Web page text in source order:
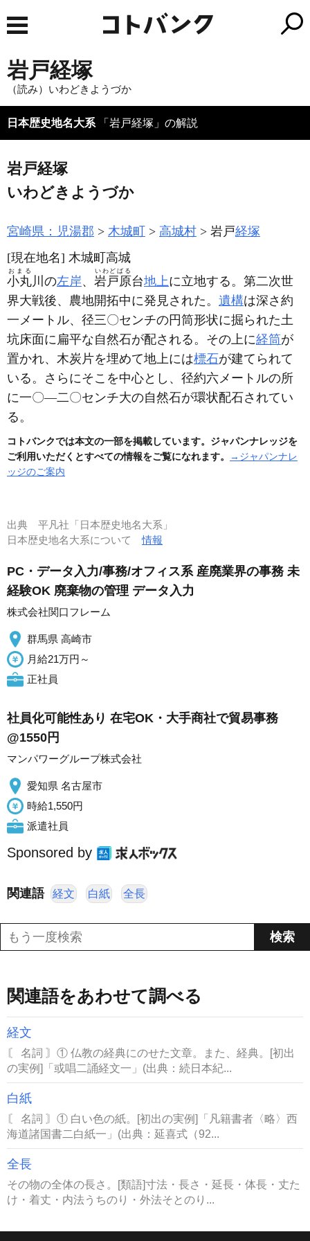
岩戸経塚
（読み）いわどきようづか
日本歴史地名大系 「岩戸経塚」の解説
岩戸経塚
いわどきようづか
宮崎県：児湯郡 木城町 高城村 岩戸経塚
[現在地名] 木城町高城
小丸
おまる
川の左岸、 岩戸原
いわどばる
台地上に立地する。第二次世
界大戦後、農地開拓中に発見された。 遺構は深さ約
一メートル、径三〇センチの円筒形状に掘られた土
坑床面に扁平な自然石が配される。その上に経筒が
置かれ、木炭片を埋めて地上には標石が建てられて
いる。さらにそこを中心とし、径約六メートルの所
に一〇―二〇センチ大の自然石が環状配石されてい
る。
コトバンクでは本文の一部を掲載しています。ジャパンナレッジを
ご利用いただくとすべての情報をご覧になれます。
→ジャパンナレ
ッジのご案内
出典 平凡社「日本歴史地名大系」
日本歴史地名大系について情報
PC・データ入力/事務/オフィス系 産廃業界の事務 未
経験OK 廃棄物の管理 データ入力
株式会社関口フレーム
群馬県 高崎市
月給21万円～
正社員
社員化可能性あり 在宅OK・大手商社で貿易事務
@1550円
マンパワーグループ株式会社
愛知県 名古屋市
時給1,550円
派遣社員
Sponsored by
関連語 経文 白紙 全長
関連語をあわせて調べる
経文
〘 名詞 〙① 仏教の経典にのせた文章。また、経典。[初出
の実例]「或唱二誦経文一」(出典：続日本紀...
白紙
〘 名詞 〙① 白い色の紙。[初出の実例]「凡籍書者〈略〉西
海道諸国書二白紙一」(出典：延喜式（92...
全長
その物の全体の長さ。[類語]寸法・長さ・延長・体長・丈た
け・着丈・内法うちのり・外法そとのり...